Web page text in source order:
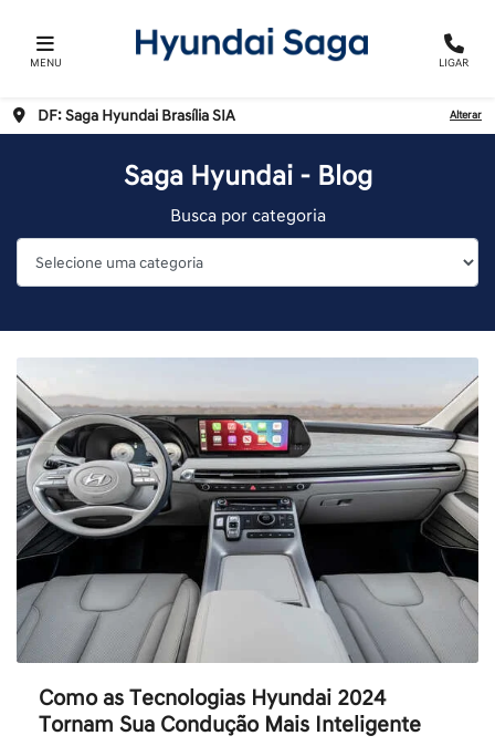
MENU LIGAR
DF: Saga Hyundai Brasília SIA Alterar
Saga Hyundai - Blog
Busca por categoria
Como as Tecnologias Hyundai 2024
Tornam Sua Condução Mais Inteligente